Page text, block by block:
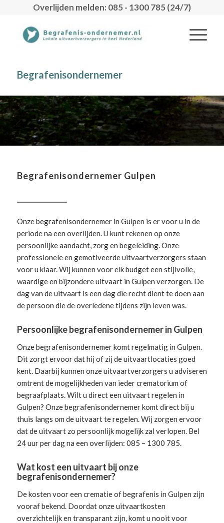
Overlijden melden: 085 - 1300 785 (24/7)
Begrafenisondernemer
Begrafenisondernemer Gulpen
Onze begrafenisondernemer in Gulpen is er voor u in de
periode na een overlijden. U kunt rekenen op onze
persoonlijke aandacht, zorg en begeleiding.Onze
professionele en gemotiveerde uitvaartverzorgers staan
voor u klaar. Wij kunnen voor elk budget een stijlvolle,
waardige en bijzondere uitvaart in Gulpen verzorgen. De
dag van de uitvaart is een dag die recht dient te doen aan
de persoon die de overledene tijdens zijn leven was.
Persoonlijke begrafenisondernemer in Gulpen
Onze begrafenisondernemer komt regelmatig in Gulpen.
Dit zorgt ervoor dat hij of zij de uitvaartlocaties goed
kent. Daarbij kunnen onze uitvaartverzorgers u adviseren
omtrent de mogelijkheden van ieder crematorium of
begraafplaats. Wilt u direct een uitvaart regelen in
Gulpen? Onze begrafenisondernemer komt direct bij u
thuis langs om de uitvaart te regelen. Wij zorgen ervoor
dat de uitvaart zo persoonlijk mogelijk zal verlopen. Bel
24 uur per dag na een overlijden: 085 – 1300 785.
Wat kost een uitvaart bij onze
begrafenisondernemer?
De kosten voor een crematie of begrafenis in Gulpen zijn
vooraf bekend. Doordat onze uitvaartkosten
overzichtelijk en transparant zijn, komt u nooit voor